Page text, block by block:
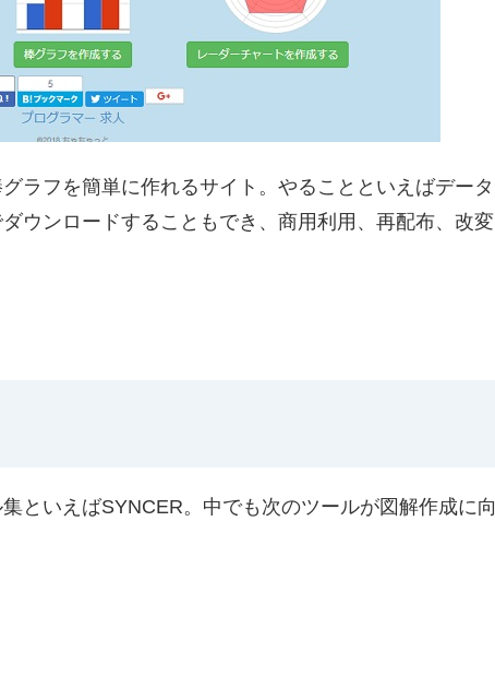
ラフを簡単に作れるサイト。やることといえばデー
ウンロードすることもでき、商用利用、再配布、改変
といえばSYNCER。中でも次のツールが図解作成に